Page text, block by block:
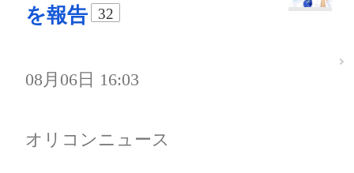
を報告
32
08月06日 16:03
オリコンニュース